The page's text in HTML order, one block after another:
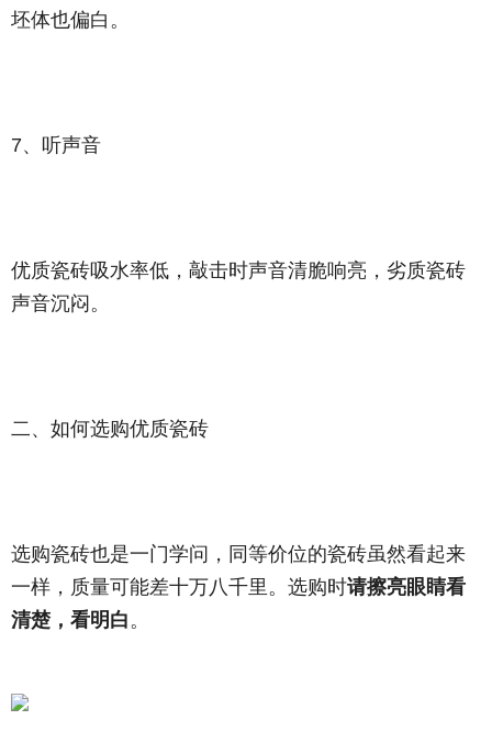
坯体也偏白。
7、听声音
优质瓷砖吸水率低，敲击时声音清脆响亮，劣质瓷砖
声音沉闷。
二、如何选购优质瓷砖
选购瓷砖也是一门学问，同等价位的瓷砖虽然看起来
一样，质量可能差十万八千里。选购时请擦亮眼睛看
清楚，看明白。